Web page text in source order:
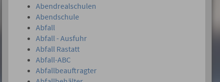
Abendrealschulen
Abendschule
Abfall
Abfall - Ausfuhr
Abfall Rastatt
Abfall-ABC
Abfallbeauftragter